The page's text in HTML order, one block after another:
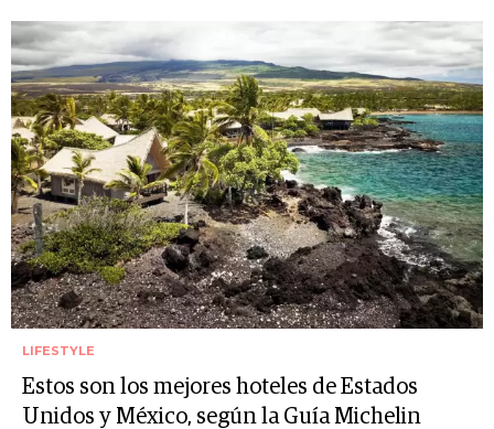
LIFESTYLE
Estos son los mejores hoteles de Estados
Unidos y México, según la Guía Michelin